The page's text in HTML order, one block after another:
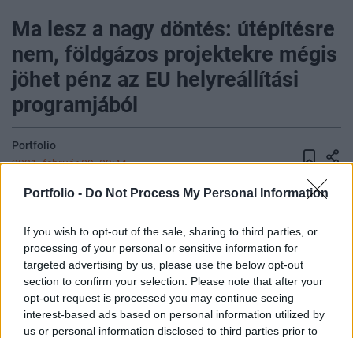
Portfolio - Do Not Process My Personal Information
If you wish to opt-out of the sale, sharing to third parties, or
processing of your personal or sensitive information for
targeted advertising by us, please use the below opt-out
section to confirm your selection. Please note that after your
opt-out request is processed you may continue seeing
interest-based ads based on personal information utilized by
us or personal information disclosed to third parties prior to
Ma lesz a nagy döntés: útépítésre
nem, földgázos projektekre mégis
jöhet pénz az EU helyreállítási
programjából
Portfolio
2021. február 09. 09:44
Bizonyos feltételek mellett az uniós helyreállítási
alapból támogatni lehet majd olyan földgáz-
projekteket, amelyek a tiszta energiára való
átállást szolgálják – erősítették meg az EU-
Monitor kérdésére EU-tisztviselők, miközben
útépítésre alapesetben nem lehet majd pénzt
szerezni ebből a csatornából. Ma, azaz kedden